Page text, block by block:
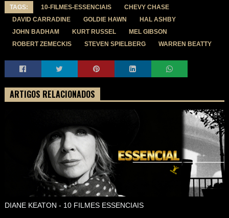
TAGS: 10-FILMES-ESSENCIAIS
CHEVY CHASE
DAVID CARRADINE
GOLDIE HAWN
HAL ASHBY
JOHN BADHAM
KURT RUSSEL
MEL GIBSON
ROBERT ZEMECKIS
STEVEN SPIELBERG WARREN BEATTY
ARTIGOS RELACIONADOS
DIANE KEATON - 10 FILMES ESSENCIAIS